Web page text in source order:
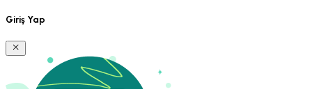
Giriş Yap